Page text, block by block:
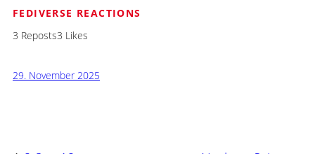
FEDIVERSE REACTIONS
3 Reposts3 Likes
29. November 2025